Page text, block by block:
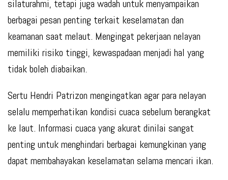
silaturahmi, tetapi juga wadah untuk menyampaikan
berbagai pesan penting terkait keselamatan dan
keamanan saat melaut. Mengingat pekerjaan nelayan
memiliki risiko tinggi, kewaspadaan menjadi hal yang
tidak boleh diabaikan.
Sertu Hendri Patrizon mengingatkan agar para nelayan
selalu memperhatikan kondisi cuaca sebelum berangkat
ke laut. Informasi cuaca yang akurat dinilai sangat
penting untuk menghindari berbagai kemungkinan yang
dapat membahayakan keselamatan selama mencari ikan.